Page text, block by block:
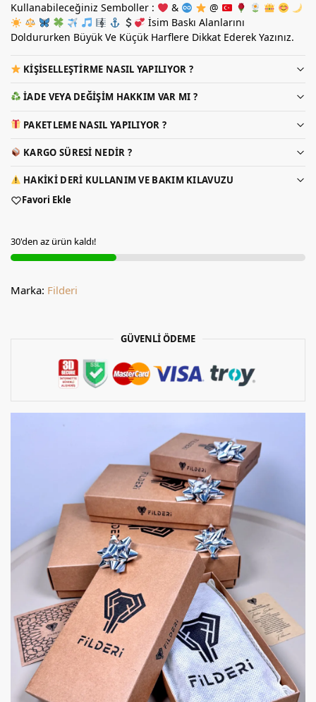
Kullanabileceğiniz Semboller : &
@
İsim Baskı Alanlarını
Doldururken Büyük Ve Küçük Harflere Dikkat Ederek Yazınız.
KIŞISELLEŞTIRME NASIL YAPILIYOR ?
İADE VEYA DEĞIŞIM HAKKIM VAR MI ?
PAKETLEME NASIL YAPILIYOR ?
KARGO SÜRESI NEDIR ?
HAKIKI DERI KULLANIM VE BAKIM KILAVUZU
Favori Ekle
30'den az ürün kaldı!
Marka: Filderi
GÜVENLİ ÖDEME